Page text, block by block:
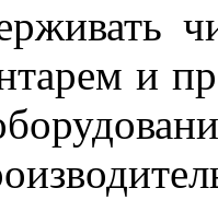
и